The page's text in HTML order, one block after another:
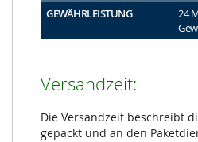
GEWÄHRLEISTUNG
24
Versandzeit:
Die Versandzeit beschreibt
gepackt und an den